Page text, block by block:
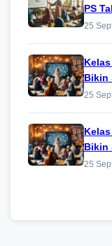
PS
25
Bikin
25
Bikin
25